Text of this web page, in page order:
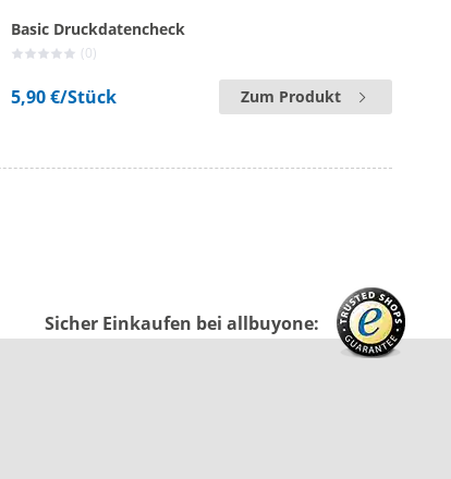
Basic Druckdatencheck
(0)
5,90 €/Stück Zum Produkt
Sicher Einkaufen bei allbuyone: